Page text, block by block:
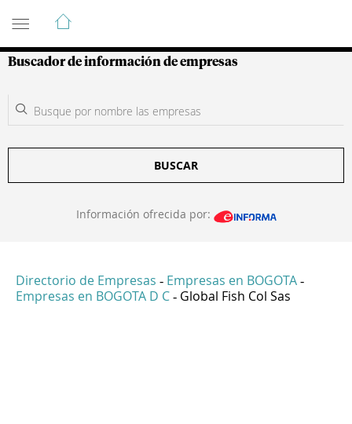
Guía de Empresas Colombianas
Buscador de información de empresas
BUSCAR
Información ofrecida por:
Directorio de Empresas - Empresas en BOGOTA -
Empresas en BOGOTA D C - Global Fish Col Sas